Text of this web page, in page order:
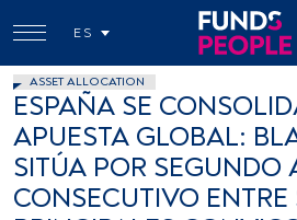
ES
ASSET ALLOCATION
ESPAÑA SE
APUESTA GLOBAL:
SITÚA POR SEGUNDO
CONSECUTIVO ENTRE